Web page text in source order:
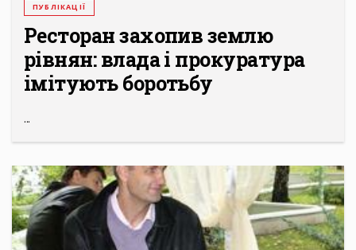
ПУБЛІКАЦІЇ
Ресторан захопив землю
рівнян: влада і прокуратура
імітують боротьбу
...